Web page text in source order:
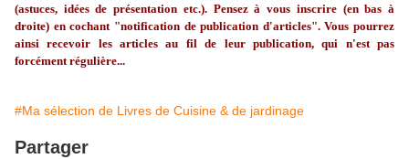
(astuces, idées de présentation etc.). Pensez à vous inscrire (en bas à
droite) en cochant "notification de publication d'articles". Vous pourrez
ainsi recevoir les articles au fil de leur publication, qui n'est pas
forcément régulière...
#Ma sélection de Livres de Cuisine & de jardinage
Partager